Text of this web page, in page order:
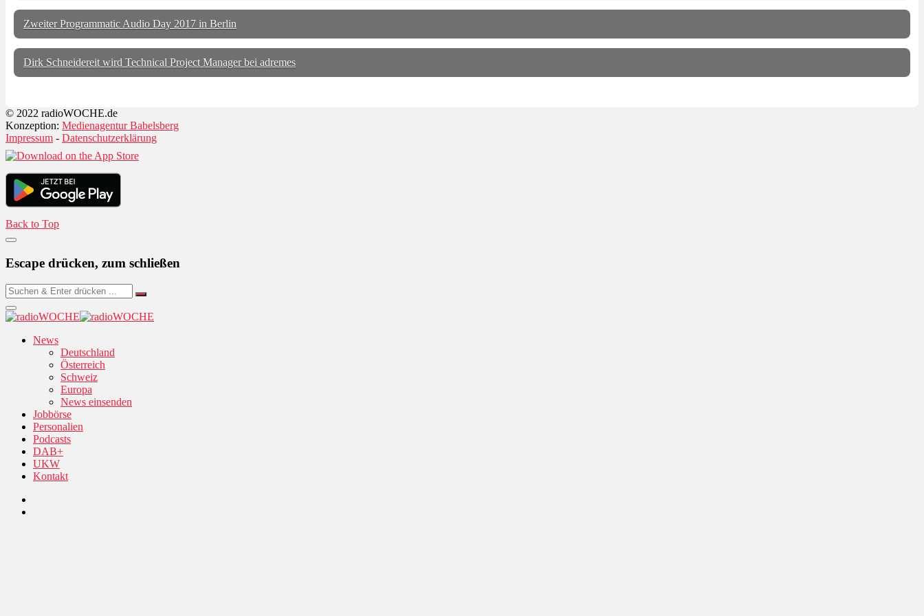
Zweiter Programmatic Audio Day 2017 in Berlin
Dirk Schneidereit wird Technical Project Manager bei adremes
© 2022 radioWOCHE.de
Konzeption: Medienagentur Babelsberg
Impressum - Datenschutzerklärung
Back to Top
Escape drücken, zum schließen
News
Deutschland
Österreich
Schweiz
Europa
News einsenden
Jobbörse
Personalien
Podcasts
DAB+
UKW
Kontakt